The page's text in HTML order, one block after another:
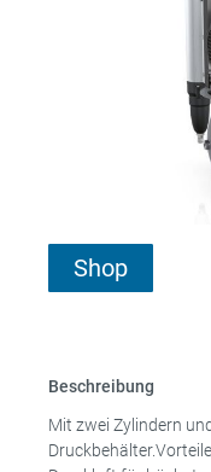
Shop
Beschreibung
Mit zwei Zylindern